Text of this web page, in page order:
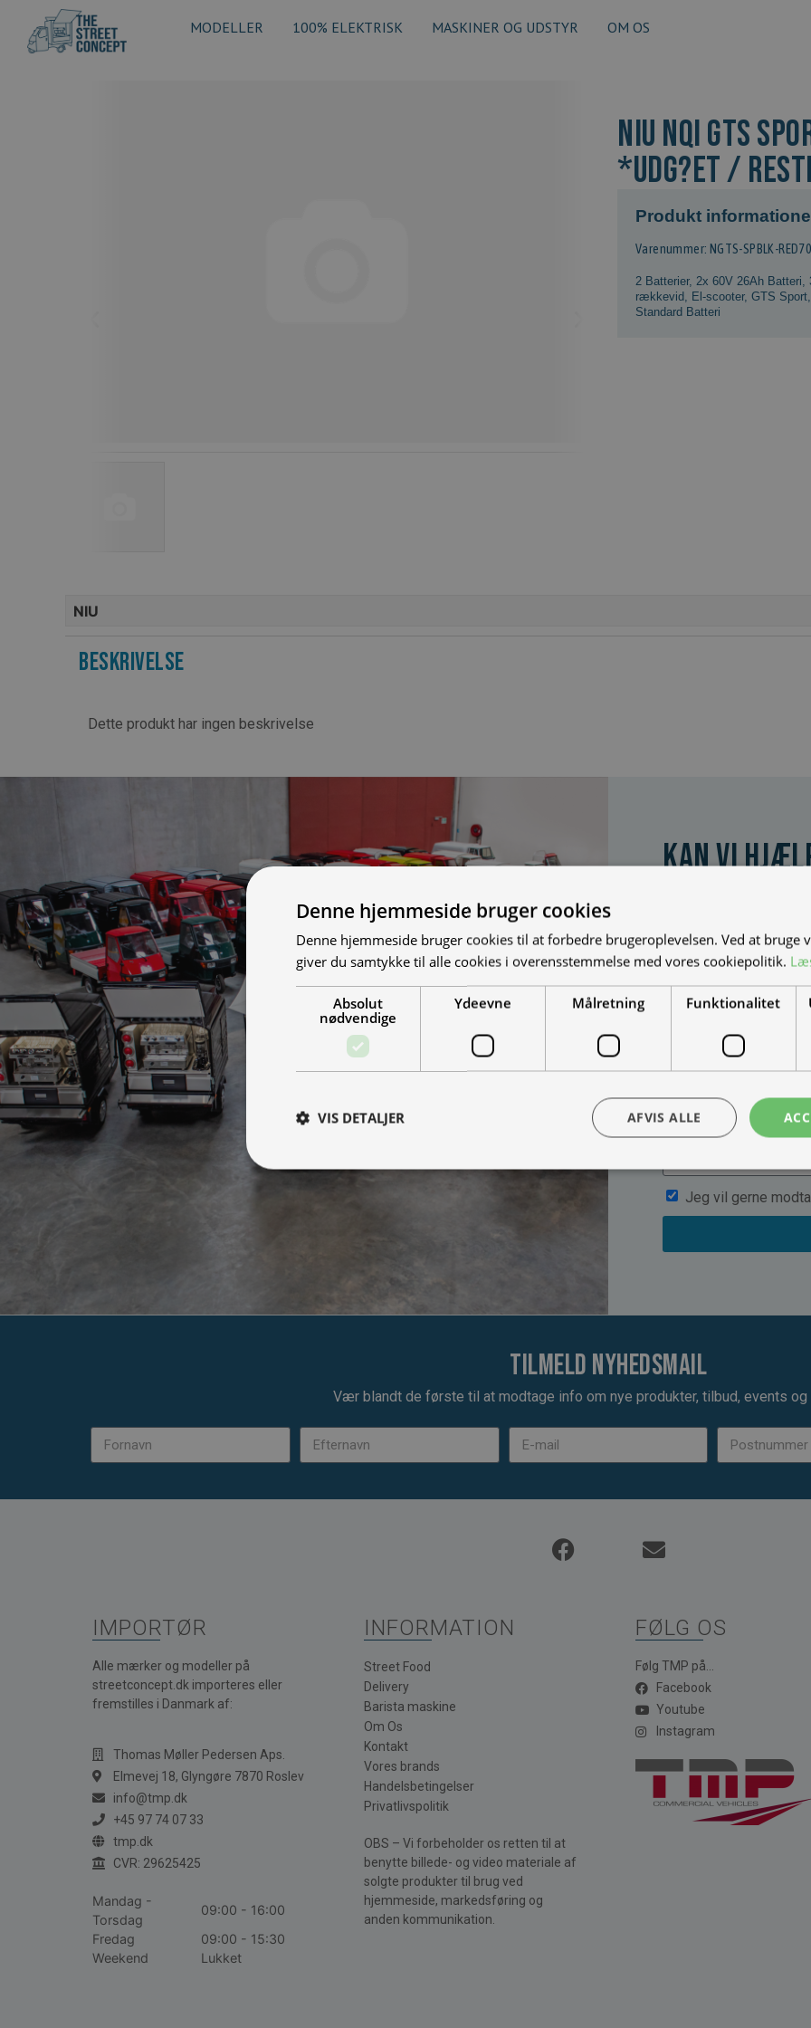
MODELLER 100% ELEKTRISK MASKINER OG UDSTYR OM OS
NIU NQi GTS
*Udg?et /
Produkt
Varenummer: NGTS-SPBLK-RED70
2 Batterier, 2x 60V 26Ah Batteri
rækkevid
El-scooter, GTS Sport
Standard Batteri
NIU
Beskrivelse
Dette produkt har ingen beskrivelse
Kan vi
Vi bygger vognene
dine behov. Udfyld
muligheder, priser mm.
Jeg vil gerne
Tilmeld nyhedsmail
Vær blandt de første til at modtage info om nye produkter, tilbud, events og
IMPORTØR
Alle mærker og modeller på
streetconcept.dk importeres eller
fremstilles i Danmark af:
Thomas Møller Pedersen Aps.
Elmevej 18, Glyngøre 7870 Roslev
info@tmp.dk
+45 97 74 07 33
tmp.dk
CVR: 29625425
Mandag -
Torsdag
09:00 - 16:00
Fredag
09:00 - 15:30
Weekend
Lukket
INFORMATION
Street Food
Delivery
Barista maskine
Om Os
Kontakt
Vores brands
Handelsbetingelser
Privatlivspolitik
OBS – Vi forbeholder os retten til at
benytte billede- og video materiale af
solgte produkter til brug ved
hjemmeside, markedsføring og
anden kommunikation.
FØLG OS
Følg TMP på...
Facebook
Youtube
Instagram
Denne hjemmeside bruger cookies
Denne hjemmeside bruger cookies til at forbedre brugeroplevelsen. Ved at bruge
giver du samtykke til alle cookies i overensstemmelse med vores cookiepolitik.
Absolut
nødvendige
Ydeevne Målretning Funktionalitet
AFVIS ALLE
VIS DETALJER